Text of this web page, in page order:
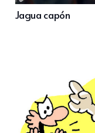
Jagua capón